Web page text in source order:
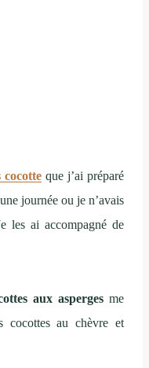
cocotte que j’ai préparé
journée ou je n’avais
les ai accompagné de
aux asperges me
cocottes au chèvre et